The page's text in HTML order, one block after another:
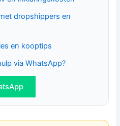
dropshippers en
en kooptips
via WhatsApp?